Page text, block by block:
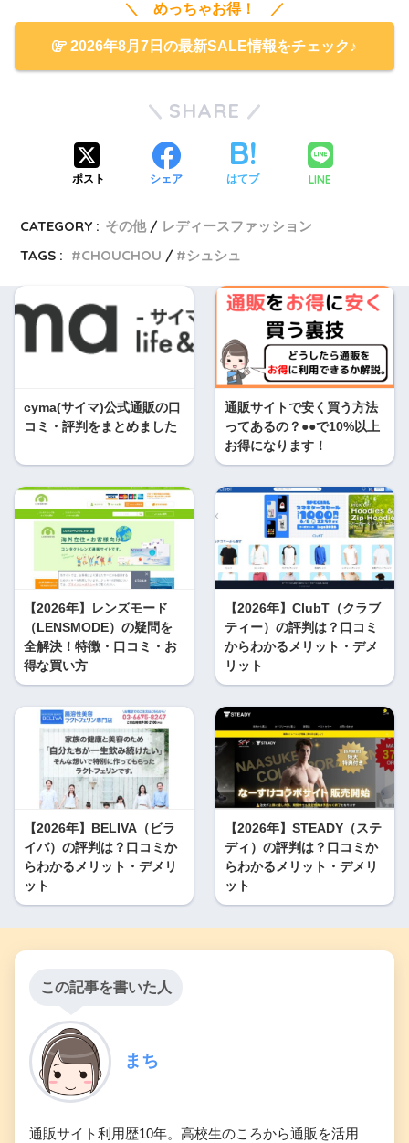
＼ めっちゃお得！ ／
2026年8月7日の最新SALE情報をチェック♪
SHARE
ポスト シェア はてブ LINE
CATEGORY : その他
レディースファッション
TAGS :
CHOUCHOU シュシュ
cyma(サイマ)公式通販の口
コミ・評判をまとめました
通販サイトで安く買う方法
ってあるの？●●で10%以上
お得になります！
【2026年】レンズモード
（LENSMODE）の疑問を
全解決！特徴・口コミ・お
得な買い方
【2026年】ClubT（クラブ
ティー）の評判は？口コミ
からわかるメリット・デメ
リット
【2026年】BELIVA（ビラ
イバ）の評判は？口コミか
らわかるメリット・デメリ
ット
【2026年】STEADY（ステ
ディ）の評判は？口コミか
らわかるメリット・デメリ
ット
この記事を書いた人
まち
通販サイト利用歴10年。高校生のころから通販を活用